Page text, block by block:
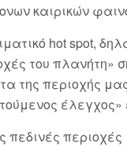
καιρικών
hot spot,
του πλανήτη»
της περιοχής
πεδινές